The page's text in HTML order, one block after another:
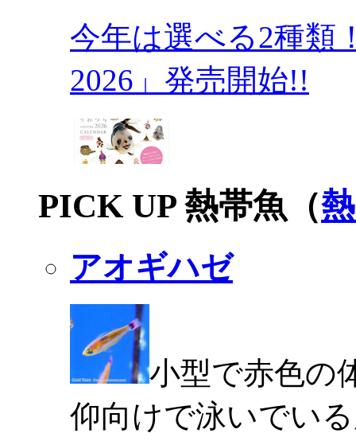
今年は選べる2種類
2026」発売開始!!
PICK UP 熱帯魚（
アオギハゼ
小型で赤色の
仰向けで泳いでい